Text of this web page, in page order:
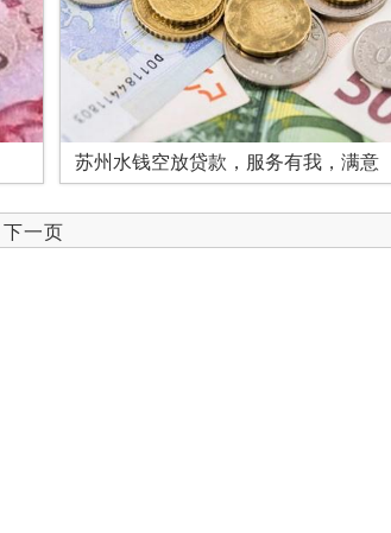
苏州水钱空放贷款，服务有我，满意
下一页